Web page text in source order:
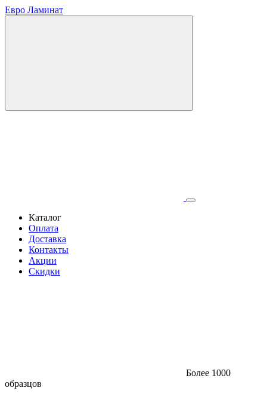
Евро Ламинат
Каталог
Оплата
Доставка
Контакты
Акции
Скидки
Более 1000
образцов